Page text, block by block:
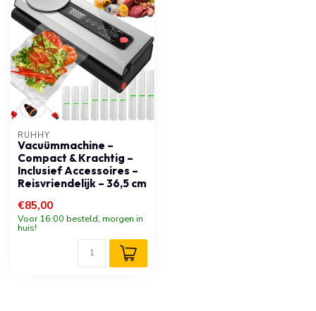
RUHHY
Vacuümmachine –
Compact & Krachtig –
Inclusief Accessoires –
Reisvriendelijk – 36,5 cm
€85,00
Voor 16:00 besteld, morgen in
huis!